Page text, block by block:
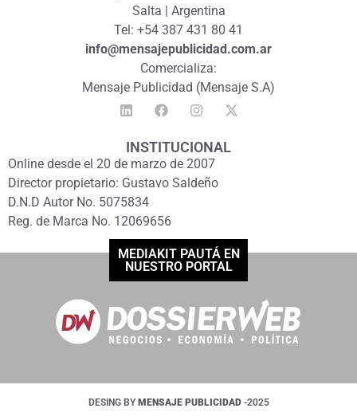
Salta | Argentina
Tel: +54 387 431 80 41
info@mensajepublicidad.com.ar
Comercializa:
Mensaje Publicidad (Mensaje S.A)
INSTITUCIONAL
Online desde el 20 de marzo de 2007
Director propietario: Gustavo Saldeño
D.N.D Autor No. 5075834
Reg. de Marca No. 12069656
MEDIAKIT PAUTÁ EN
NUESTRO PORTAL
DESING BY MENSAJE PUBLICIDAD -2025